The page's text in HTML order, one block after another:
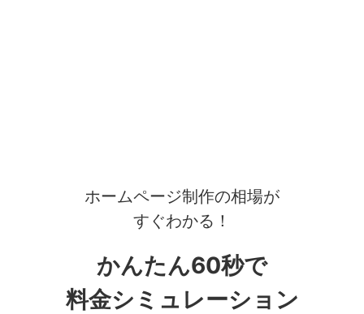
ホームページ制作の相場が
すぐわかる！
かんたん60秒で
料金シミュレーション